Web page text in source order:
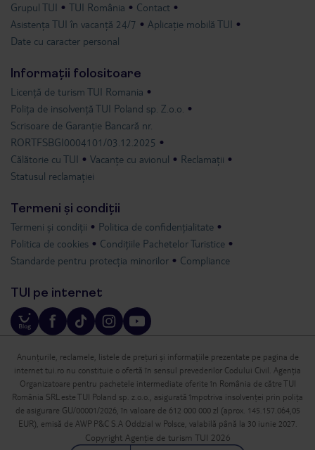
Grupul TUI TUI România
Contact
Asistența TUI în vacanță 24/7
Aplicație mobilă TUI
Date cu caracter personal
Informații folositoare
Licență de turism TUI Romania
Polița de insolvență TUI Poland sp. Z.o.o.
Scrisoare de Garanție Bancară nr.
RORTFSBGI0004101/03.12.2025
Călătorie cu TUI
Vacanțe cu avionul
Reclamații
Statusul reclamației
Termeni și condiții
Termeni și condiții
Politica de confidențialitate
Politica de cookies
Condițiile Pachetelor Turistice
Standarde pentru protecția minorilor
Compliance
TUI pe internet
Anunțurile, reclamele, listele de prețuri și informațiile prezentate pe pagina de
internet tui.ro nu constituie o ofertă în sensul prevederilor Codului Civil. Agenția
Organizatoare pentru pachetele intermediate oferite în România de către TUI
România SRL este TUI Poland sp. z.o.o., asigurată împotriva insolvenței prin polița
de asigurare GU/00001/2026, în valoare de 612 000 000 zl (aprox. 145.157.064,05
EUR), emisă de AWP P&C S.A Oddzial w Polsce, valabilă până la 30 iunie 2027.
Copyright Agenție de turism TUI 2026